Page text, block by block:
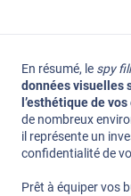
En résumé, le spy
données visuelles
l’esthétique de
de nombreux
il représente un
confidentialité de
Prêt à équiper vos